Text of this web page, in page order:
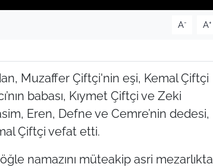
A- A+
Muzaffer Çiftçi'nin eşi, Kemal Çiftçi
babası, Kıymet Çiftçi ve Zeki
Eren, Defne ve Cemre’nin dedesi,
Çiftçi vefat etti.
namazını müteakip asri mezarlıkta